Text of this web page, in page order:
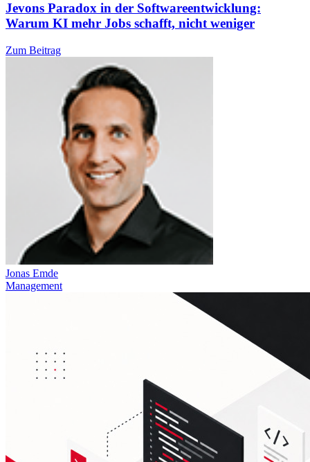
Jevons Paradox in der Softwareentwicklung:
Warum KI mehr Jobs schafft, nicht weniger
Zum Beitrag
Jonas Emde
Management